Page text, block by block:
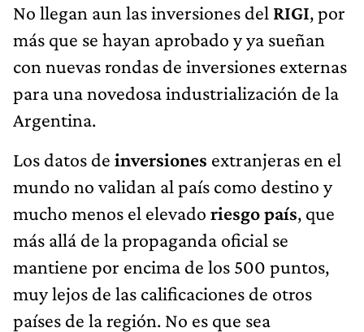
No llegan aun las inversiones del RIGI, por
más que se hayan aprobado y ya sueñan
con nuevas rondas de inversiones externas
para una novedosa industrialización de la
Argentina.
Los datos de inversiones extranjeras en el
mundo no validan al país como destino y
mucho menos el elevado riesgo país, que
más allá de la propaganda oficial se
mantiene por encima de los 500 puntos,
muy lejos de las calificaciones de otros
países de la región. No es que sea